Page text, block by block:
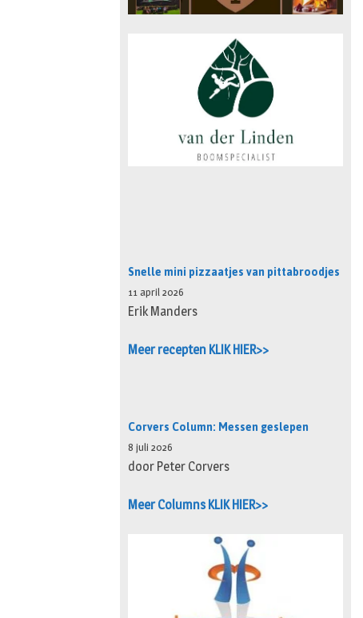
Snelle mini pizzaatjes van pittabroodjes
11 april 2026
Erik Manders
Meer recepten KLIK HIER>>
Corvers Column: Messen geslepen
8 juli 2026
door Peter Corvers
Meer Columns KLIK HIER>>